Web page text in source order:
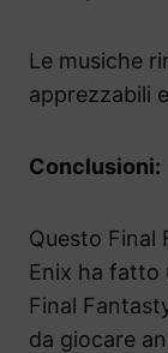
Le musiche
apprezzabili
Conclusioni:
Questo Final
Enix ha fatto
Final
da giocare